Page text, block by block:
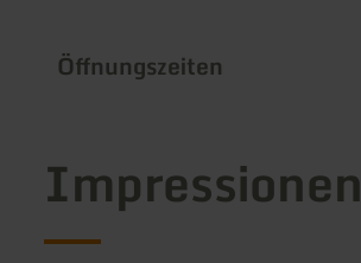
Öffnungszeiten
Impressionen